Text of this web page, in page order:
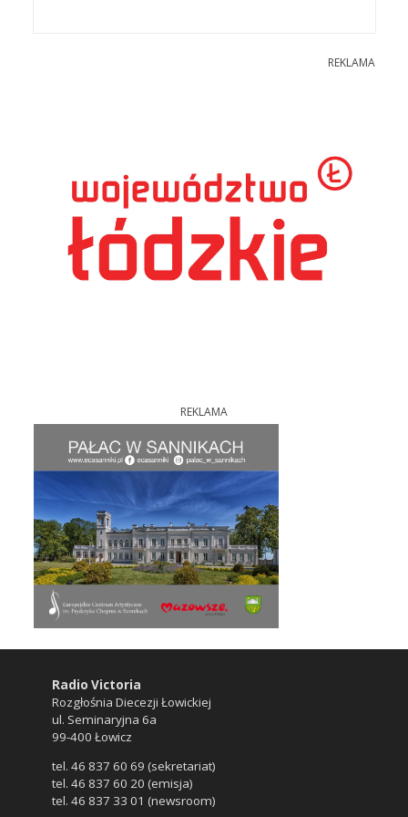
REKLAMA
REKLAMA
Radio Victoria
Rozgłośnia Diecezji Łowickiej
ul. Seminaryjna 6a
99-400 Łowicz
tel. 46 837 60 69 (sekretariat)
tel. 46 837 60 20 (emisja)
tel. 46 837 33 01 (newsroom)